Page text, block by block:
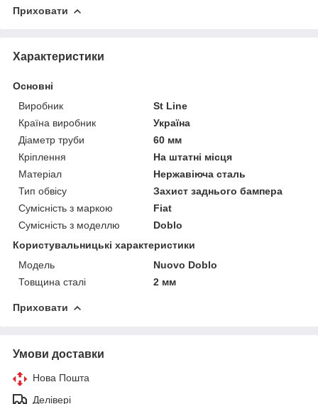
Приховати
Характеристики
Основні
Виробник
St Line
Країна виробник
Україна
Діаметр труби
60 мм
Кріплення
На штатні місця
Матеріал
Нержавіюча сталь
Тип обвісу
Захист заднього бампера
Сумісність з маркою
Fiat
Сумісність з моделлю
Doblo
Користувальницькі характеристики
Модель
Nuovo Doblo
Товщина сталі
2 мм
Приховати
Умови доставки
Нова Пошта
Делівері